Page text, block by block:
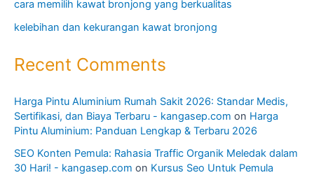
cara memilih kawat bronjong yang berkualitas
kelebihan dan kekurangan kawat bronjong
Recent Comments
Harga Pintu Aluminium Rumah Sakit 2026: Standar Medis,
Sertifikasi, dan Biaya Terbaru - kangasep.com on Harga
Pintu Aluminium: Panduan Lengkap & Terbaru 2026
SEO Konten Pemula: Rahasia Traffic Organik Meledak dalam
30 Hari! - kangasep.com on Kursus Seo Untuk Pemula